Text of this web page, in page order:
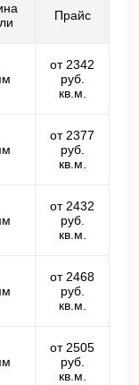
Прайс
от 2342
руб.
кв.м.
от 2377
руб.
кв.м.
от 2432
руб.
кв.м.
от 2468
руб.
кв.м.
от 2505
руб.
кв.м.